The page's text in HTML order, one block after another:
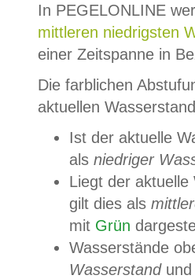
In PEGELONLINE
mittleren niedrigsten
einer Zeitspanne in
Die farblichen
aktuellen
Ist der aktuelle
als niedriger
Liegt der
gilt dies als
mit Grün
Wasserstände
Wasserstandund